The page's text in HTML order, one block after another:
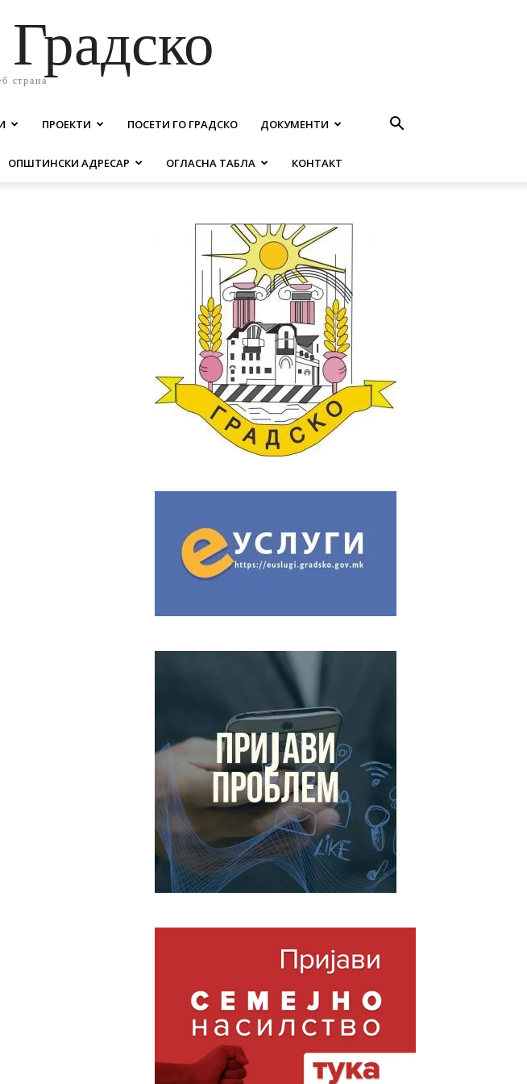
страна
ПРОЕКТИ ПОСЕТИ ГО ГРАДСКО ДОКУМЕНТИ
ОПШТИНСКИ АДРЕСАР ОГЛАСНА ТАБЛА КОНТАКТ